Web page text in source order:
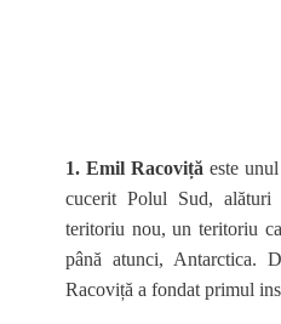
1. Emil Racoviță este
cucerit Polul Sud, alături
teritoriu nou, un teritoriu
până atunci, Antarctica.
Racoviță a fondat primul